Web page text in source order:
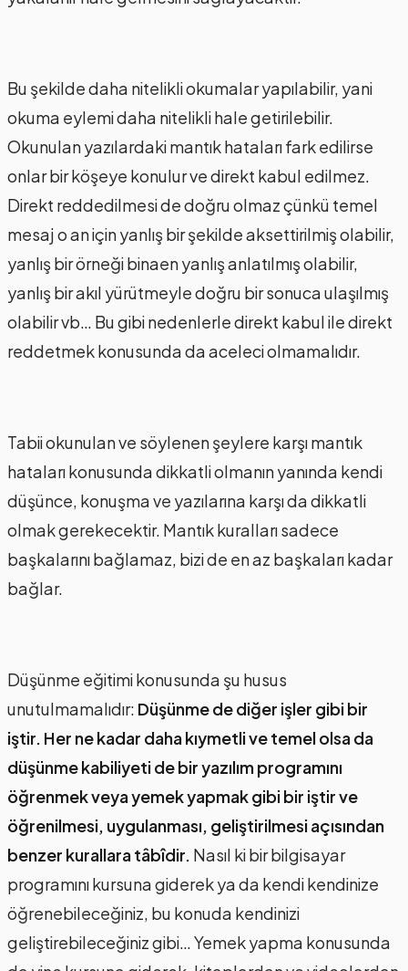
Bu şekilde daha nitelikli okumalar yapılabilir, yani
okuma eylemi daha nitelikli hale getirilebilir.
Okunulan yazılardaki mantık hataları fark edilirse
onlar bir köşeye konulur ve direkt kabul edilmez.
Direkt reddedilmesi de doğru olmaz çünkü temel
mesaj o an için yanlış bir şekilde aksettirilmiş olabilir,
yanlış bir örneği binaen yanlış anlatılmış olabilir,
yanlış bir akıl yürütmeyle doğru bir sonuca ulaşılmış
olabilir vb… Bu gibi nedenlerle direkt kabul ile direkt
reddetmek konusunda da aceleci olmamalıdır.
Tabii okunulan ve söylenen şeylere karşı mantık
hataları konusunda dikkatli olmanın yanında kendi
düşünce, konuşma ve yazılarına karşı da dikkatli
olmak gerekecektir. Mantık kuralları sadece
başkalarını bağlamaz, bizi de en az başkaları kadar
bağlar.
Düşünme eğitimi konusunda şu husus
unutulmamalıdır: Düşünme de diğer işler gibi bir
iştir. Her ne kadar daha kıymetli ve temel olsa da
düşünme kabiliyeti de bir yazılım programını
öğrenmek veya yemek yapmak gibi bir iştir ve
öğrenilmesi, uygulanması, geliştirilmesi açısından
benzer kurallara tâbîdir. Nasıl ki bir bilgisayar
programını kursuna giderek ya da kendi kendinize
öğrenebileceğiniz, bu konuda kendinizi
geliştirebileceğiniz gibi… Yemek yapma konusunda